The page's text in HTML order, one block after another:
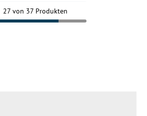
27 von 37 Produkten